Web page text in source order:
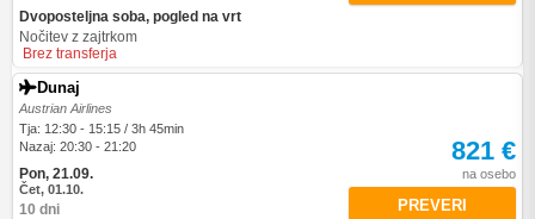
Dvoposteljna soba, pogled na vrt
Nočitev z zajtrkom
Brez transferja
Dunaj
Austrian Airlines
Tja: 12:30 - 15:15 / 3h 45min
Nazaj: 20:30 - 21:20
Pon, 21.09.
Čet, 01.10.
10 dni
821 €
na osebo
PREVERI